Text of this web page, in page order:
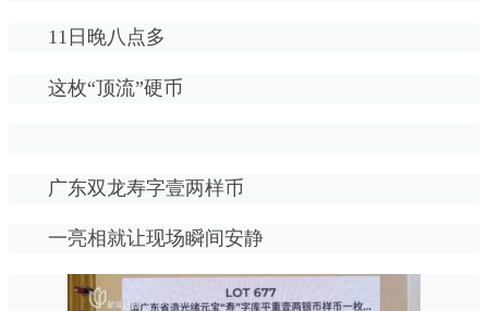
11日晚八点多
这枚“顶流”硬币
广东双龙寿字壹两样币
一亮相就让现场瞬间安静